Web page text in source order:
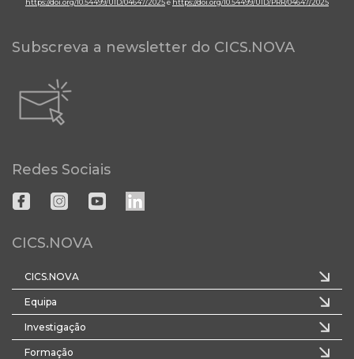
https://doi.org/10.54499/UID/04647/2025e https://doi.org/10.54499/UID/PRR/04647/2025
Subscreva a newsletter do CICS.NOVA
Redes Sociais
CICS.NOVA
CICS.NOVA
Equipa
Investigação
Formação